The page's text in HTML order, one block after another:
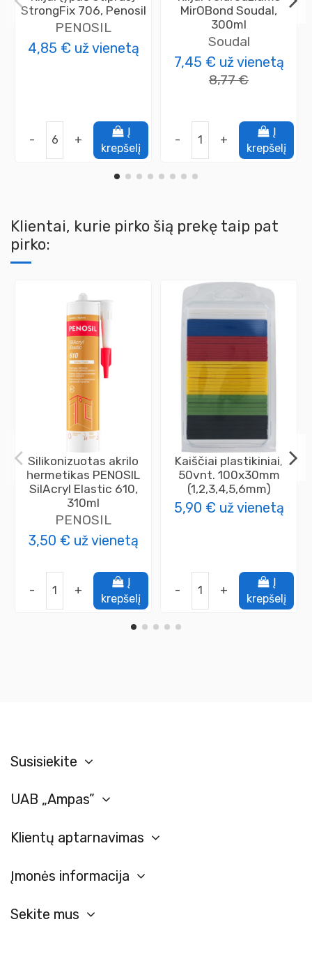
StrongFix 706, Penosil
PENOSIL
4,85 € už vienetą
- +
Į
krepšelį
MirOBond Soudal,
300ml
Soudal
7,45 € už vienetą
8,77 €
- +
Į
krepšelį
Klientai, kurie pirko šią prekę taip pat
pirko:
Silikonizuotas akrilo
hermetikas PENOSIL
SilAcryl Elastic 610,
310ml
PENOSIL
3,50 € už vienetą
- +
Į
krepšelį
Kaiščiai plastikiniai,
50vnt. 100x30mm
(1,2,3,4,5,6mm)
5,90 € už vienetą
- +
Į
krepšelį
Susisiekite
UAB „Ampas”
Klientų aptarnavimas
Įmonės informacija
Sekite mus